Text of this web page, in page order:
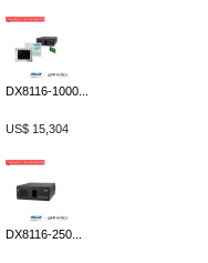
DX8116-1000...
US$ 15,304
DX8116-250...